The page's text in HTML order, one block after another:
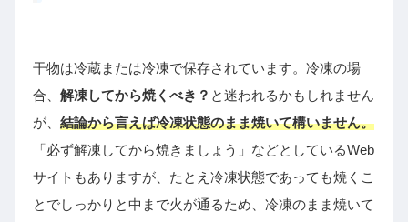
干物は冷蔵または冷凍で保存されています。冷凍の場
合、 解凍してから焼くべき？ と迷われるかもしれません
が、 結論から言えば冷凍状態のまま焼いて構いません。
「必ず解凍してから焼きましょう」などとしているWeb
サイトもありますが、たとえ冷凍状態であっても焼くこ
とでしっかりと中まで火が通るため、冷凍のまま焼いて